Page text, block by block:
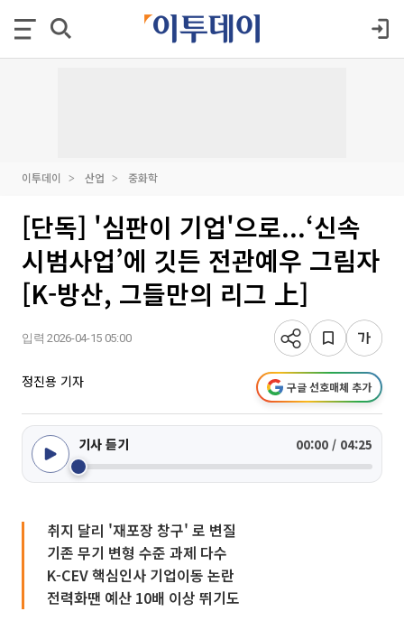
이투데이 산업 중화학
[단독] '심판이 기업'으로...‘신속
시범사업’에 깃든 전관예우 그림자
[K-방산, 그들만의 리그 上]
입력 2026-04-15 05:00
정진용 기자 구글 선호매체 추가
기사 듣기 00:00 / 04:25
취지 달리 '재포장 창구' 로 변질
기존 무기 변형 수준 과제 다수
K-CEV 핵심인사 기업이동 논란
전력화땐 예산 10배 이상 뛰기도